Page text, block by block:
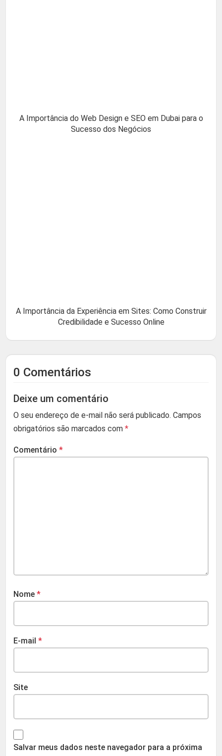
A Importância do Web Design e SEO em Dubai para o
Sucesso dos Negócios
A Importância da Experiência em Sites: Como Construir
Credibilidade e Sucesso Online
0 Comentários
Deixe um comentário
O seu endereço de e-mail não será publicado. Campos
obrigatórios são marcados com *
Comentário *
Nome *
E-mail *
Site
Salvar meus dados neste navegador para a próxima